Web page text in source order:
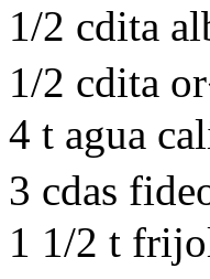
1/2 cdita
1/2 cdita
4 t agua
3 cdas
1 1/2 t